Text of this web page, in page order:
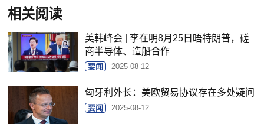
相关阅读
美韩峰会 | 李在明8月25日晤特朗普，磋
商半导体、造船合作
要闻 2025-08-12
匈牙利外长：美欧贸易协议存在多处疑问
要闻 2025-08-12